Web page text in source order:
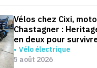
Vélos chez Cixi,
Chastagner :
en deux pour
Vélo électrique
5 août 2026